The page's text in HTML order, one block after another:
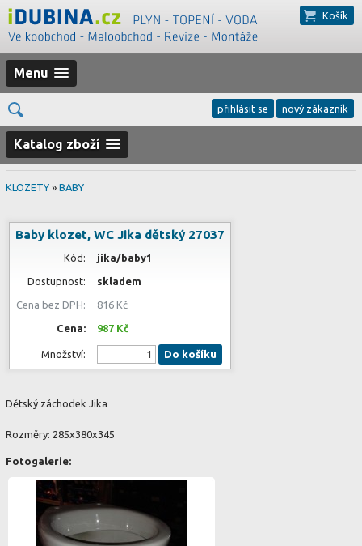
Košík
Menu
přihlásit se nový zákazník
Katalog zboží
KLOZETY » BABY
Baby klozet, WC Jika dětský 27037
Kód: jika/baby1
Dostupnost: skladem
Cena bez DPH: 816 Kč
Cena: 987 Kč
Množství: Do košíku
Dětský záchodek Jika
Rozměry: 285x380x345
Fotogalerie: